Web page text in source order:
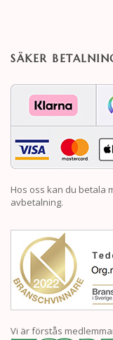
SÄKER
Hos oss kan du betala
avbetalning.
Vi är förstås